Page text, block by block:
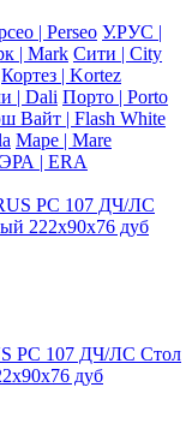
| Perseo У.РУС |
| Mark Сити | City
Кортез | Kortez
| Dali Порто | Porto
Вайт | Flash White
Маре | Mare
ЭРА | ERA
PC 107 ДЧ/ЛС Стол
дуб